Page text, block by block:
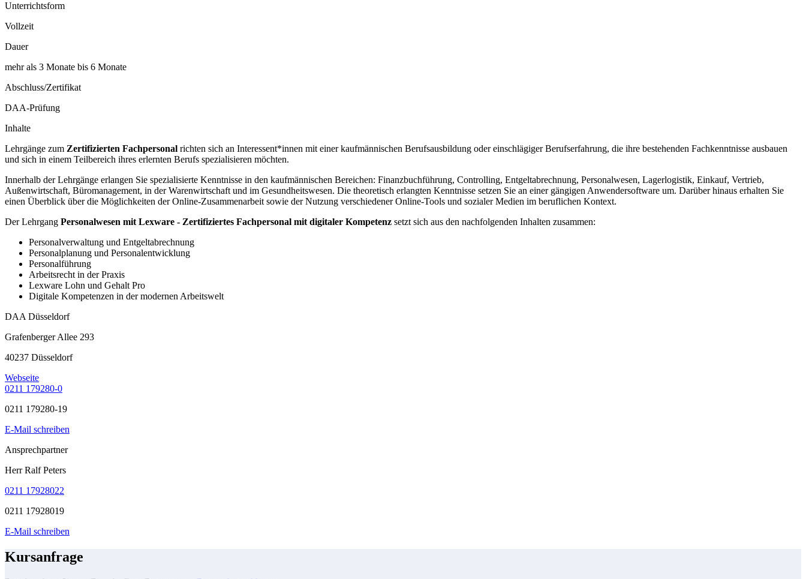
Unterrichtsform
Vollzeit
Dauer
mehr als 3 Monate bis 6 Monate
Abschluss/Zertifikat
DAA-Prüfung
Inhalte
Lehrgänge zum Zertifizierten Fachpersonal richten sich an Interessent*innen mit einer kaufmännischen Berufsausbildung oder einschlägiger Berufserfahrung, die ihre bestehenden Fachkenntnisse ausbauen
und sich in einem Teilbereich ihres erlernten Berufs spezialisieren möchten.
Innerhalb der Lehrgänge erlangen Sie spezialisierte Kenntnisse in den kaufmännischen Bereichen: Finanzbuchführung, Controlling, Entgeltabrechnung, Personalwesen, Lagerlogistik, Einkauf, Vertrieb,
Außenwirtschaft, Büromanagement, in der Warenwirtschaft und im Gesundheitswesen. Die theoretisch erlangten Kenntnisse setzen Sie an einer gängigen Anwendersoftware um. Darüber hinaus erhalten Sie
einen Überblick über die Möglichkeiten der Online-Zusammenarbeit sowie der Nutzung verschiedener Online-Tools und sozialer Medien im beruflichen Kontext.
Der Lehrgang Personalwesen mit Lexware - Zertifiziertes Fachpersonal mit digitaler Kompetenz setzt sich aus den nachfolgenden Inhalten zusammen:
Personalverwaltung und Entgeltabrechnung
Personalplanung und Personalentwicklung
Personalführung
Arbeitsrecht in der Praxis
Lexware Lohn und Gehalt Pro
Digitale Kompetenzen in der modernen Arbeitswelt
DAA Düsseldorf
Grafenberger Allee 293
40237 Düsseldorf
Webseite
0211 179280-0
0211 179280-19
E-Mail schreiben
Ansprechpartner
Herr Ralf Peters
0211 17928022
0211 17928019
E-Mail schreiben
Kursanfrage